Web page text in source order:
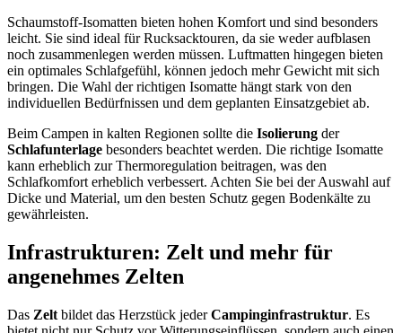
Schaumstoff-Isomatten bieten hohen Komfort und sind besonders
leicht. Sie sind ideal für Rucksacktouren, da sie weder aufblasen
noch zusammenlegen werden müssen. Luftmatten hingegen bieten
ein optimales Schlafgefühl, können jedoch mehr Gewicht mit sich
bringen. Die Wahl der richtigen Isomatte hängt stark von den
individuellen Bedürfnissen und dem geplanten Einsatzgebiet ab.
Beim Campen in kalten Regionen sollte die Isolierung der
Schlafunterlage besonders beachtet werden. Die richtige Isomatte
kann erheblich zur Thermoregulation beitragen, was den
Schlafkomfort erheblich verbessert. Achten Sie bei der Auswahl auf
Dicke und Material, um den besten Schutz gegen Bodenkälte zu
gewährleisten.
Infrastrukturen: Zelt und mehr für
angenehmes Zelten
Das Zelt bildet das Herzstück jederCampinginfrastruktur. Es